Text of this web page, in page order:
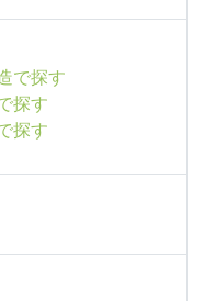
で探す
探す
探す